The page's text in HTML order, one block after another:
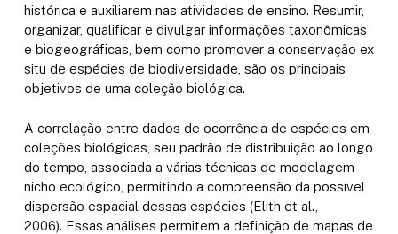
histórica e auxiliarem nas atividades de ensino. Resumir,
organizar, qualificar e divulgar informações taxonômicas
e biogeográficas, bem como promover a conservação ex
situ de espécies de biodiversidade, são os principais
objetivos de uma coleção biológica.
A correlação entre dados de ocorrência de espécies em
coleções biológicas, seu padrão de distribuição ao longo
do tempo, associada a várias técnicas de modelagem
nicho ecológico, permitindo a compreensão da possível
dispersão espacial dessas espécies (Elith et al.,
2006). Essas análises permitem a definição de mapas de